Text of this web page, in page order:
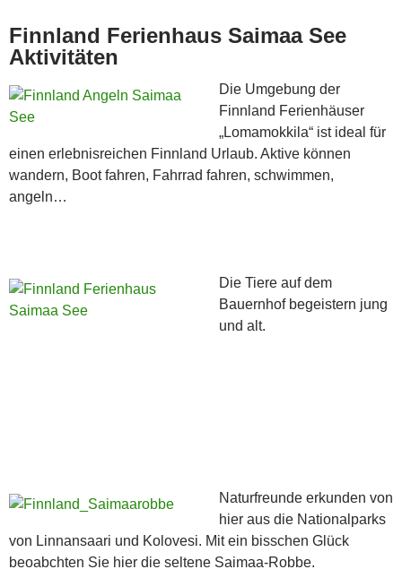
Finnland Ferienhaus Saimaa See
Aktivitäten
Die Umgebung der
Finnland Ferienhäuser
„Lomamokkila“ ist ideal für
einen erlebnisreichen Finnland Urlaub. Aktive können
wandern, Boot fahren, Fahrrad fahren, schwimmen,
angeln…
Die Tiere auf dem
Bauernhof begeistern jung
und alt.
Naturfreunde erkunden von
hier aus die Nationalparks
von Linnansaari und Kolovesi. Mit ein bisschen Glück
beoabchten Sie hier die seltene Saimaa-Robbe.